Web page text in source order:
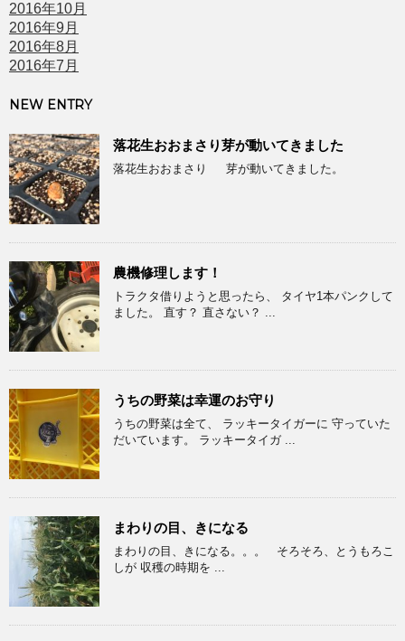
2016年10月
2016年9月
2016年8月
2016年7月
NEW ENTRY
落花生おおまさり芽が動いてきました
落花生おおまさり 芽が動いてきました。
農機修理します！
トラクタ借りようと思ったら、 タイヤ1本パンクして
ました。 直す？ 直さない？ ...
うちの野菜は幸運のお守り
うちの野菜は全て、 ラッキータイガーに 守っていた
だいています。 ラッキータイガ ...
まわりの目、きになる
まわりの目、きになる。。。 そろそろ、とうもろこ
しが 収穫の時期を ...